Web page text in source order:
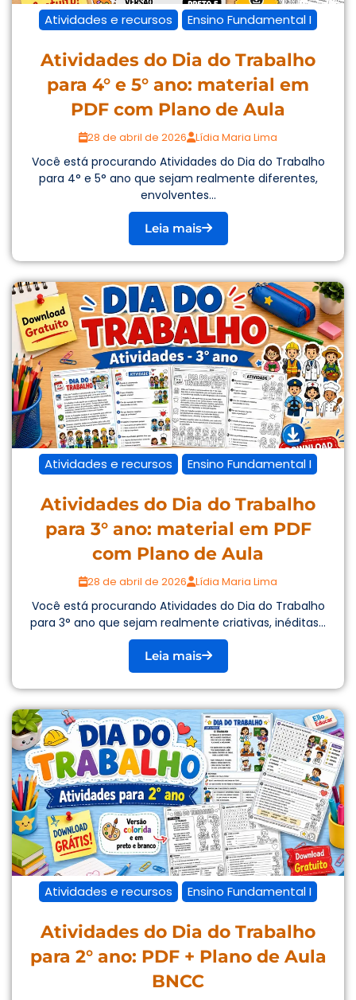
Atividades e recursos Ensino Fundamental I
Atividades do Dia do Trabalho
para 4° e 5° ano: material em
PDF com Plano de Aula
28 de abril de 2026 Lídia Maria Lima
Você está procurando Atividades do Dia do Trabalho
para 4° e 5° ano que sejam realmente diferentes,
envolventes...
Leia mais
Atividades e recursos Ensino Fundamental I
Atividades do Dia do Trabalho
para 3° ano: material em PDF
com Plano de Aula
28 de abril de 2026 Lídia Maria Lima
Você está procurando Atividades do Dia do Trabalho
para 3° ano que sejam realmente criativas, inéditas...
Leia mais
Atividades e recursos Ensino Fundamental I
Atividades do Dia do Trabalho
para 2° ano: PDF + Plano de Aula
BNCC